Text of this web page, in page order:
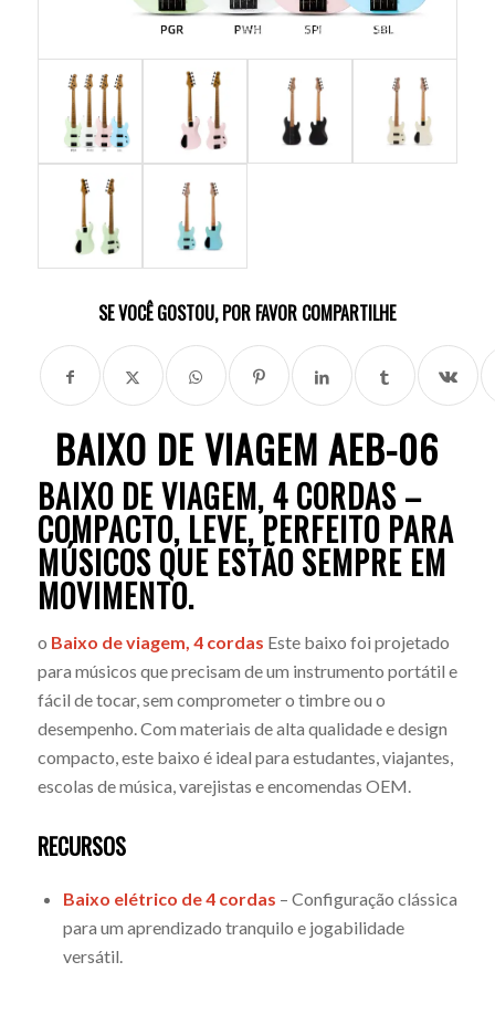
SE VOCÊ GOSTOU, POR FAVOR COMPARTILHE
BAIXO DE VIAGEM AEB-06
BAIXO DE VIAGEM, 4 CORDAS –
COMPACTO, LEVE, PERFEITO PARA
MÚSICOS QUE ESTÃO SEMPRE EM
MOVIMENTO.
o Baixo de viagem, 4 cordas Este baixo foi projetado
para músicos que precisam de um instrumento portátil e
fácil de tocar, sem comprometer o timbre ou o
desempenho. Com materiais de alta qualidade e design
compacto, este baixo é ideal para estudantes, viajantes,
escolas de música, varejistas e encomendas OEM.
RECURSOS
Baixo elétrico de 4 cordas – Configuração clássica
para um aprendizado tranquilo e jogabilidade
versátil.